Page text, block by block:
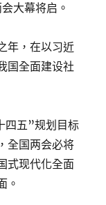
大幕将启。
年，在以习近
国全面建设社
四五”规划目标
全国两会必将
式现代化全面
。